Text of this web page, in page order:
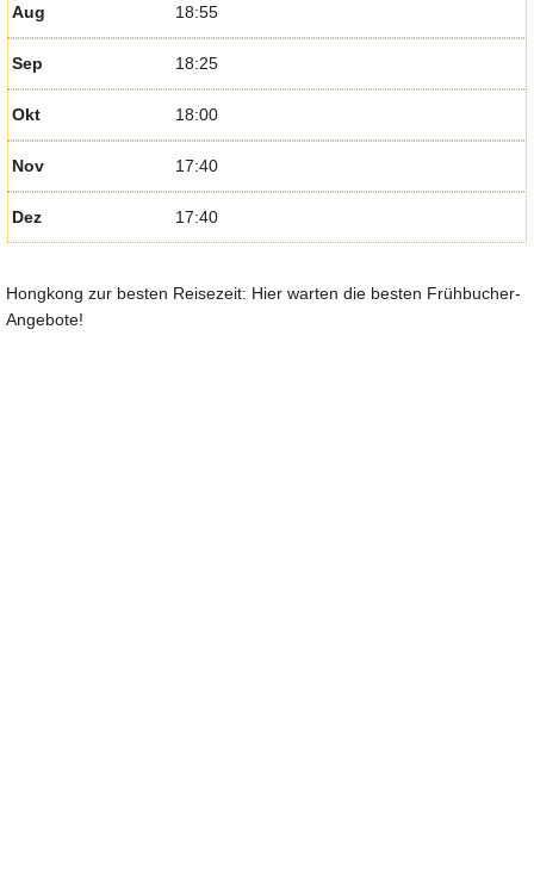
Aug 18:55
Sep 18:25
Okt 18:00
Nov 17:40
Dez 17:40
Hongkong zur besten Reisezeit: Hier warten die besten Frühbucher-
Angebote!